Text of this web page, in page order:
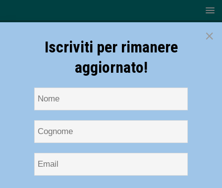
×
Iscriviti per rimanere
aggiornato!